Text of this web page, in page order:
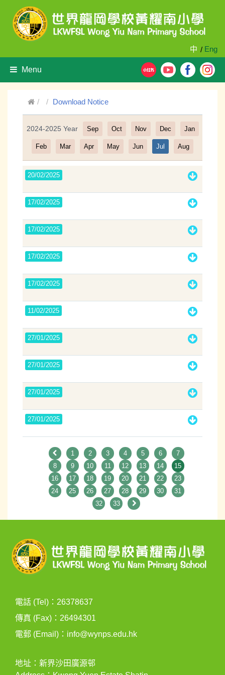
中 / Eng
Menu
Download Notice
Filter
2024-2025 Year Sep Oct Nov Dec Jan
Feb Mar Apr May Jun Jul Aug
20/02/2025
17/02/2025
17/02/2025
17/02/2025
17/02/2025
11/02/2025
27/01/2025
27/01/2025
27/01/2025
27/01/2025
1 2 3 4 5 6
7
8
9 10 11 12 13 14
15
16
17 18 19 20 21 22
23
24
25 26 27 28 29 30
31
32
33
電話 (Tel)：26378637
傳真 (Fax)：26494301
電郵 (Email)： info@wynps.edu.hk
地址：新界沙田廣源邨